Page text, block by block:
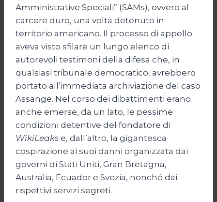
Amministrative Speciali” (SAMs), ovvero al
carcere duro, una volta detenuto in
territorio americano. Il processo di appello
aveva visto sfilare un lungo elenco di
autorevoli testimoni della difesa che, in
qualsiasi tribunale democratico, avrebbero
portato all’immediata archiviazione del caso
Assange. Nel corso dei dibattimenti erano
anche emerse, da un lato, le pessime
condizioni detentive del fondatore di
WikiLeaks e, dall’altro, la gigantesca
cospirazione ai suoi danni organizzata dai
governi di Stati Uniti, Gran Bretagna,
Australia, Ecuador e Svezia, nonché dai
rispettivi servizi segreti.